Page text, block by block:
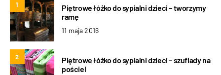
1
Piętrowe łóżko do sypialni dzieci – tworzymy
ramę
11 maja 2016
2
Piętrowe łóżko do sypialni dzieci – szuflady na
pościel